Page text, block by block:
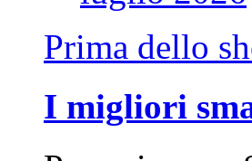
Prima dello
I migliori